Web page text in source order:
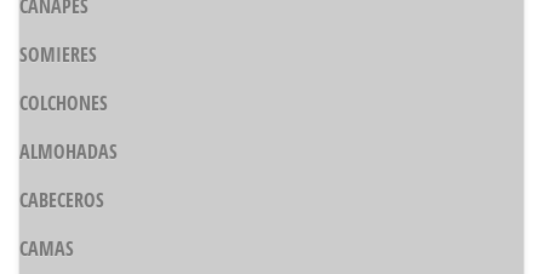
CANAPES
SOMIERES
COLCHONES
ALMOHADAS
CABECEROS
CAMAS